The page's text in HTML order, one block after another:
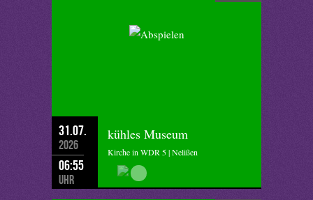
31.07.
2026
06:55
Uhr
kühles Museum
Kirche in WDR 5 | Nelißen